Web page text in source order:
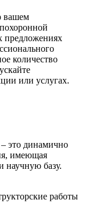
вашем
предложениях
количество
или услугах.
это динамично
имеющая
научную базу.
работы